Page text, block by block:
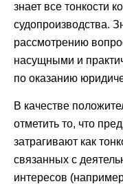
знает все тонкости
судопроизводства.
рассмотрению
насущными и
по оказанию
В качестве
отметить то, что
затрагивают как
связанных с
интересов